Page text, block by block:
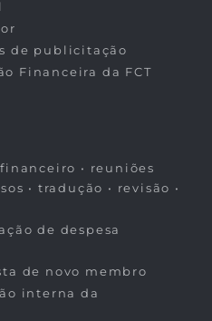
de publicitação
Financeira da FCT
• reuniões
• tradução • revisão •
de despesa
de novo membro
interna da